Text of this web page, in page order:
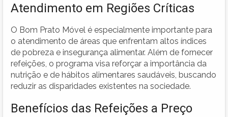
Atendimento em Regiões Críticas
O Bom Prato Móvel é especialmente importante para
o atendimento de áreas que enfrentam altos índices
de pobreza e insegurança alimentar. Além de fornecer
refeições, o programa visa reforçar a importância da
nutrição e de hábitos alimentares saudáveis, buscando
reduzir as disparidades existentes na sociedade.
Benefícios das Refeições a Preço